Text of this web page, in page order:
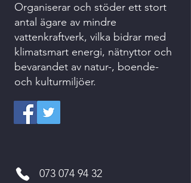
Organiserar och stöder ett stort
antal ägare av mindre
vattenkraftverk, vilka bidrar med
klimatsmart energi, nätnyttor och
bevarandet av natur-, boende-
och kulturmiljöer.
073 074 94 32